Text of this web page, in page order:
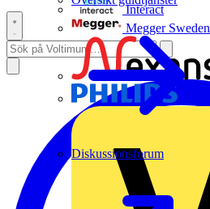
Interact
Megger Sweden
Diskussionsforum